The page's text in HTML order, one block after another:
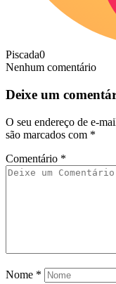
Piscada0
Nenhum comentário
Deixe um
O seu endereço de e-
são marcados com *
Comentário *
Nome *